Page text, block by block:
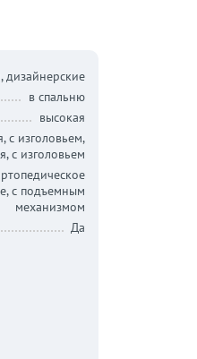
дизайнерские
в спальню
высокая
с изголовьем,
с изголовьем
с подъемным
механизмом
Да